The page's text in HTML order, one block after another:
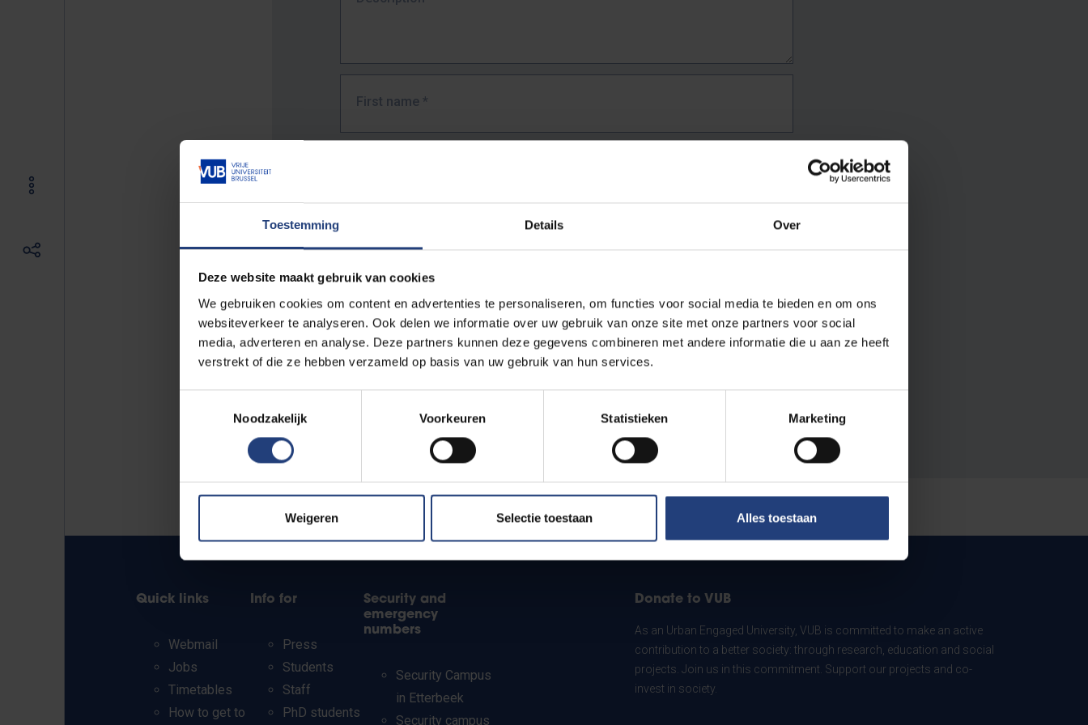
Toestemming Details Over
Deze website maakt gebruik van cookies
We gebruiken cookies om content en advertenties te personaliseren, om functies voor social media te bieden en om ons
websiteverkeer te analyseren. Ook delen we informatie over uw gebruik van onze site met onze partners voor social
media, adverteren en analyse. Deze partners kunnen deze gegevens combineren met andere informatie die u aan ze heeft
verstrekt of die ze hebben verzameld op basis van uw gebruik van hun services.
Noodzakelijk
Voorkeuren Statistieken Marketing
Weigeren Selectie toestaan Alles toestaan
First name *
The full URL of the page where you encountered the error.
E.g. https://www.vub.be/nl/studeren-aan-de-vub/alle-opleidingen
Quick links
Webmail
Jobs
Timetables
How to get to
Info for
Press
Students
Staff
PhD students
Security and
emergency
numbers
Security Campus
in Etterbeek
Security campus
Donate to VUB
As an Urban Engaged University, VUB is committed to make an active
contribution to a better society: through research, education and social
projects. Join us in this commitment. Support our projects and co-
invest in society.